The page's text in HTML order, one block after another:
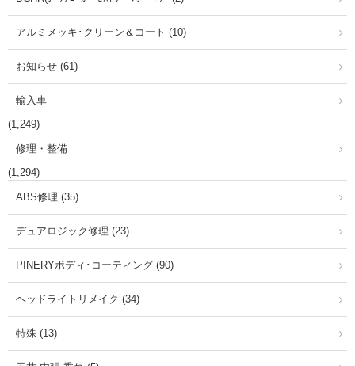
アルミメッキ･クリーン＆コート (10)
お知らせ (61)
輸入車
(1,249)
修理・整備
(1,294)
ABS修理 (35)
デュアロジック修理 (23)
PINERYボディ･コーティング (90)
ヘッドライトリメイク (34)
特殊 (13)